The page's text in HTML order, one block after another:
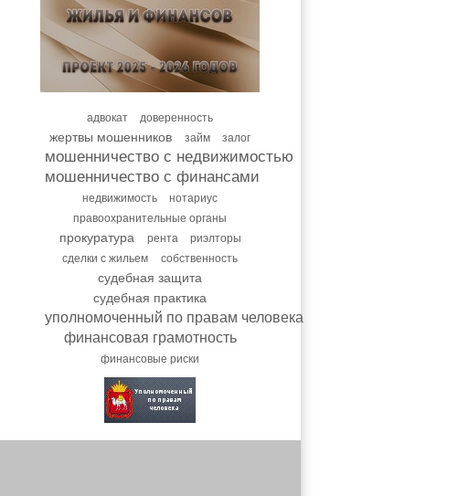
адвокат доверенность
жертвы мошенников займ залог
мошенничество с недвижимостью
мошенничество с финансами
недвижимость
нотариус
правоохранительные органы
прокуратура рента
риэлторы
сделки с жильем
собственность
судебная защита
судебная практика
уполномоченный по правам человека
финансовая грамотность
финансовые риски